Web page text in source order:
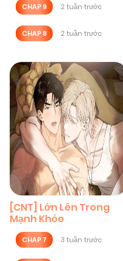
CHAP 9 2 tuần trước
CHAP 8 2 tuần trước
[CNT] Lớn Lên Trong
Mạnh Khỏe
CHAP 7 3 tuần trước